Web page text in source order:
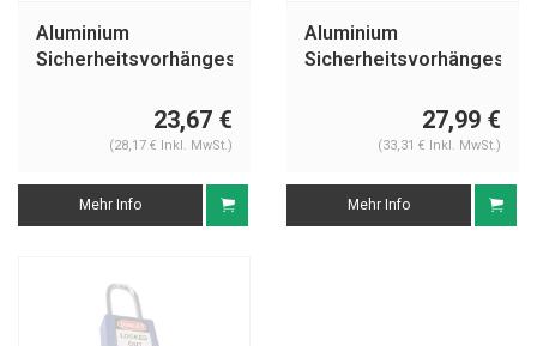
Aluminium
Sicherheitsvorhängeschloss
Abdeckung 74BS/40
23,67 €
(28,17 € Inkl. MwSt.)
Mehr Info
Aluminium
74/40HB75 grau
27,99 €
(33,31 € Inkl. MwSt.)
Mehr Info